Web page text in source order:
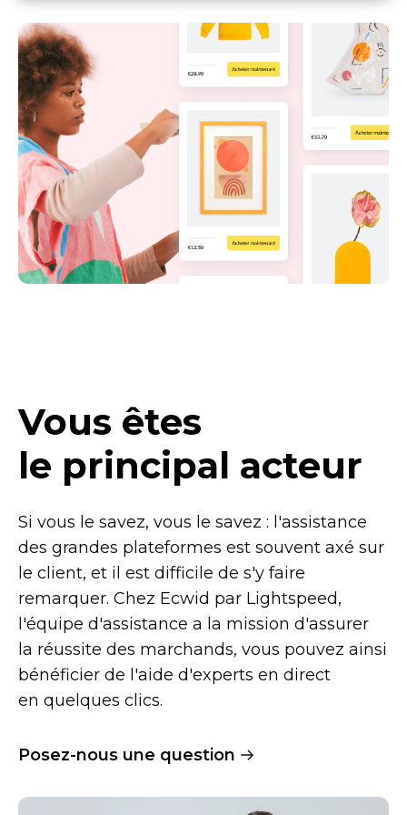
Vous êtes
le principal acteur
Si vous le savez, vous le savez : l'assistance
des grandes plateformes est souvent axé sur
le client, et il est difficile de s'y faire
remarquer. Chez Ecwid par Lightspeed,
l'équipe d'assistance a la mission d'assurer
la réussite des marchands, vous pouvez ainsi
bénéficier de l'aide d'experts en direct
en quelques clics.
Posez-nous une question